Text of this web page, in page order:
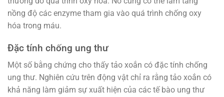
nồng độ các enzyme tham gia vào quá trình chống oxy
hóa trong máu.
Đặc tính chống ung thư
Một số bằng chứng cho thấy tảo xoắn có đặc tính chống
ung thư. Nghiên cứu trên động vật chỉ ra rằng tảo xoắn có
khả năng làm giảm sự xuất hiện của các tế bào ung thư